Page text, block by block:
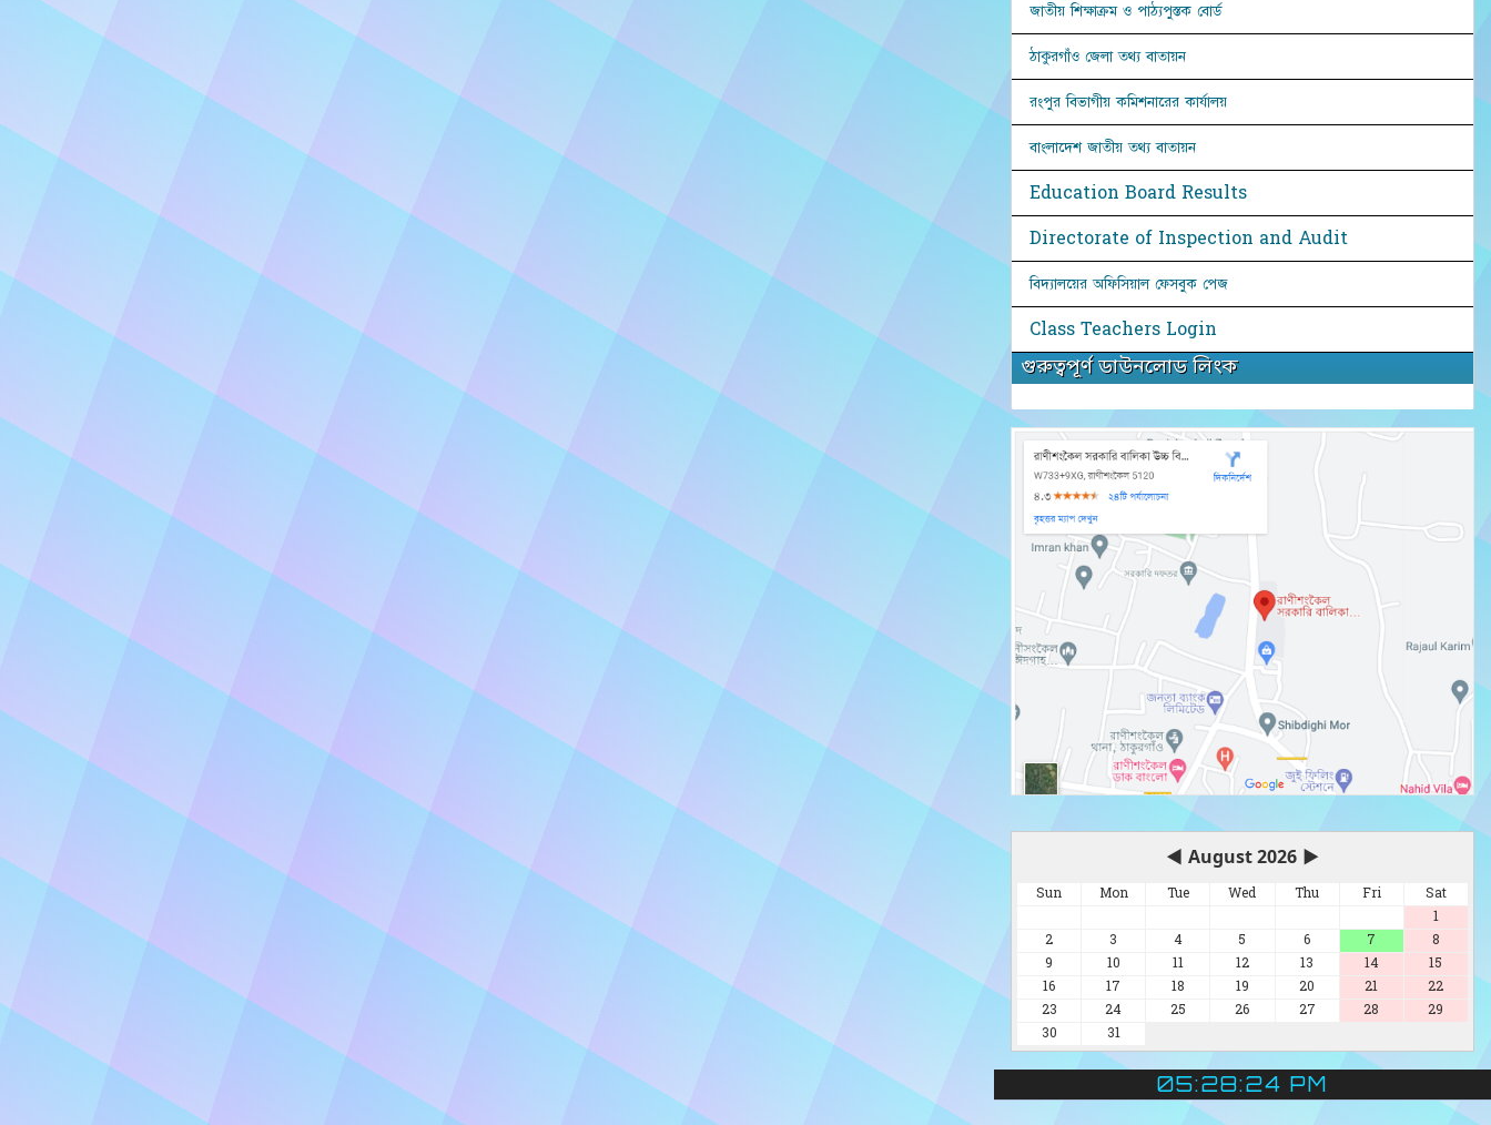
জাতীয় শিক্ষাক্রম ও পাঠ্যপুস্তক বোর্ড
ঠাকুরগাঁও জেলা তথ্য বাতায়ন
রংপুর বিভাগীয় কমিশনারের কার্যালয়
বাংলাদেশ জাতীয় তথ্য বাতায়ন
Education Board Results
Directorate of Inspection and Audit
বিদ্যালয়ের অফিসিয়াল ফেসবুক পেজ
Class Teachers Login
গুরুত্বপূর্ণ ডাউনলোড লিংক
◀ August 2026 ▶
Sun Mon Tue Wed Thu Fri
Sat
1
2
3 4 5 6 7
8
9
10 11 12 13 14
15
16
17 18 19 20 21
22
23
24 25 26 27 28
29
30
31
05:28:25 PM